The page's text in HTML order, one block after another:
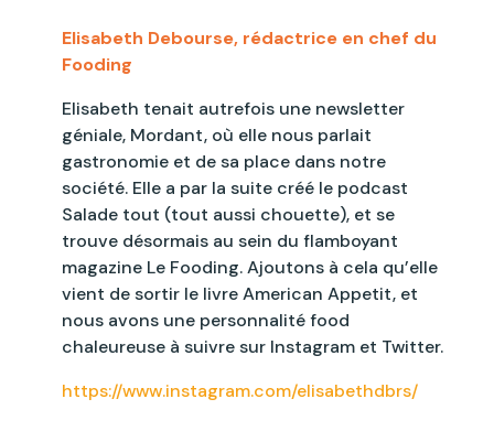
Elisabeth Debourse, rédactrice en chef du
Fooding
Elisabeth tenait autrefois une newsletter
géniale, Mordant, où elle nous parlait
gastronomie et de sa place dans notre
société. Elle a par la suite créé le podcast
Salade tout (tout aussi chouette), et se
trouve désormais au sein du flamboyant
magazine Le Fooding. Ajoutons à cela qu’elle
vient de sortir le livre American Appetit, et
nous avons une personnalité food
chaleureuse à suivre sur Instagram et Twitter.
https://www.instagram.com/elisabethdbrs/